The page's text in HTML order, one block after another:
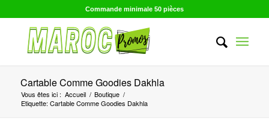
Commande minimale 50 pièces
Cartable Comme Goodies Dakhla
Vous êtes ici : Accueil / Boutique /
Etiquette: Cartable Comme Goodies Dakhla